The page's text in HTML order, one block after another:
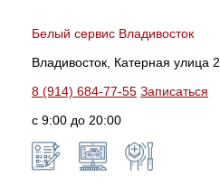
Белый сервис Владивосток
Владивосток, Катерная улица 2
8 (914) 684-77-55 Записаться
с 9:00 до 20:00